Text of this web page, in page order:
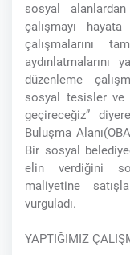
sosyal
çalışmayı
çalışmalarını
aydınlatmalarını
düzenleme
sosyal tesisler
geçireceğiz”
Buluşma
Bir sosyal
elin verdiğini
maliyetine
vurguladı.
YAPTIĞIMIZ